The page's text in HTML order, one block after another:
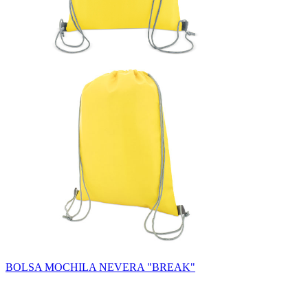
BOLSA MOCHILA NEVERA "BREAK"